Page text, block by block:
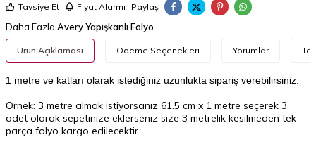
Tavsiye Et Fiyat Alarmı Paylaş
Daha Fazla Avery Yapışkanlı Folyo
Ürün Açıklaması Ödeme Seçenekleri Yorumlar
1 metre ve katları olarak istediğiniz uzunlukta sipariş verebilirsiniz.
Örnek: 3 metre almak istiyorsanız 61.5 cm x 1 metre seçerek 3
adet olarak sepetinize eklerseniz size 3 metrelik kesilmeden tek
parça folyo kargo edilecektir.